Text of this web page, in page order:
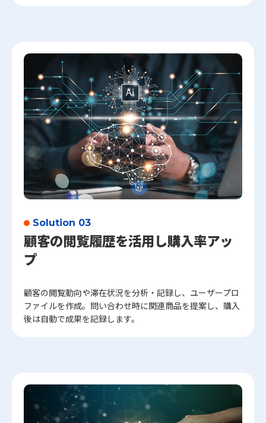
Solution 03
顧客の閲覧履歴を活用し購入率アッ
プ
顧客の閲覧動向や滞在状況を分析・記録し、ユーザープロ
ファイルを作成。問い合わせ時に関連商品を提案し、購入
後は自動で成果を記録します。